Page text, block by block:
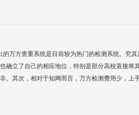
万方查重系统是目前较为热门的检测系统。究其
确立了自己的相应地位，特别是部分高校直接将
。其次，相对于知网而言，万方检测费用少，上